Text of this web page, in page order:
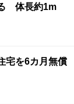
る 体長約1m
宅を6カ月無償